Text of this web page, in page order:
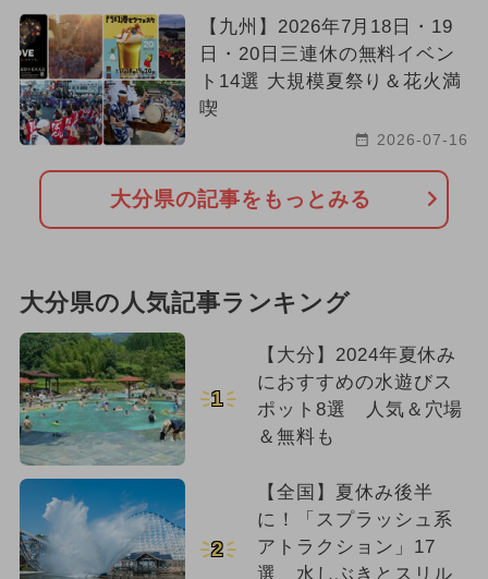
2026年2月のイベント【九州】2026年7月18日・19
日・20日三連休の無料イベン
ト14選 大規模夏祭り＆花火満
喫
2026-07-16
大分県の記事をもっとみる
大分県の人気記事ランキング
1
【大分】2024年夏休み
におすすめの水遊びス
ポット8選 人気＆穴場
＆無料も
2
【全国】夏休み後半
に！「スプラッシュ系
アトラクション」17
選 水しぶきとスリル